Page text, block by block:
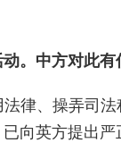
。中方对此有
律、操弄司
向英方提出严